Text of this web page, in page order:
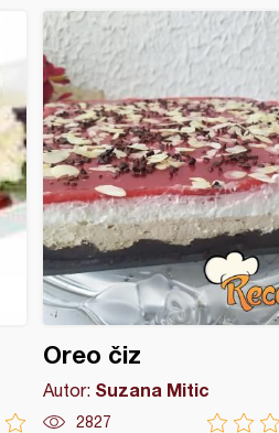
Oreo čiz
Autor: Suzana Mitic
2827